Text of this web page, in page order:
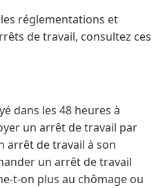
réglementations et
de travail, consultez ces
dans les 48 heures à
un arrêt de travail par
arrêt de travail à son
un arrêt de travail
t-on plus au chômage ou